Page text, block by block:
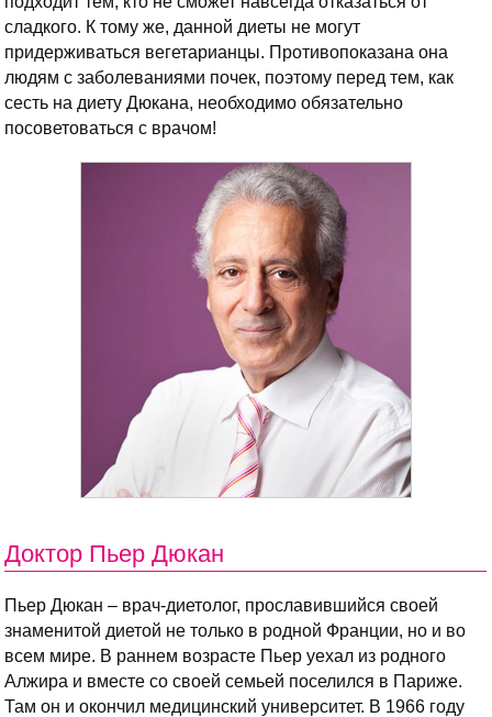
сладкого. К тому же, данной диеты не могут
придерживаться вегетарианцы. Противопоказана она
людям с заболеваниями почек, поэтому перед тем, как
сесть на диету Дюкана, необходимо обязательно
посоветоваться с врачом!
Доктор Пьер Дюкан
Пьер Дюкан – врач-диетолог, прославившийся своей
знаменитой диетой не только в родной Франции, но и во
всем мире. В раннем возрасте Пьер уехал из родного
Алжира и вместе со своей семьей поселился в Париже.
Там он и окончил медицинский университет. В 1966 году